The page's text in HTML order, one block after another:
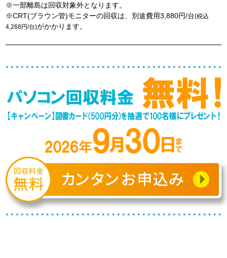
※一部離島は回収対象外となります。
※CRT(ブラウン管)モニターの回収は、別途費用3,880円/台(税込
4,268円/台)がかかります。